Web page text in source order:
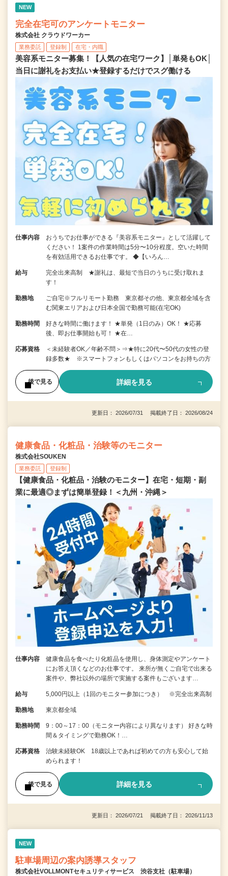
NEW
完全在宅可のアンケートモニター
株式会社 クラウドワーカー
業務委託 登録制 在宅・内職
美容系モニター募集！【人気の在宅ワーク】│単発もOK│
当日に謝礼をお支払い★登録するだけでスグ働ける
仕事内容
おうちでお仕事ができる『美容系モニター』として活躍して
ください！ 1案件の作業時間は5分〜10分程度。空いた時間
を有効活用できるお仕事です。 ◆【いろん…
給与
完全出来高制 ★謝礼は、最短で当日のうちに受け取れま
す！
勤務地
ご自宅※フルリモート勤務 東京都その他、東京都全域を含
む関東エリアおよび日本全国で勤務可能(在宅OK)
勤務時間
好きな時間に働けます！ ★単発（1日のみ）OK！ ★応募
後、即お仕事開始も可！ ★在…
応募資格
＜未経験者OK／年齢不問＞⇒★特に20代〜50代の女性の登
録多数★ ※スマートフォンもしくはパソコンをお持ちの方
後で見る 詳細を見る
更新日： 2026/07/31 掲載終了日： 2026/08/24
健康食品・化粧品・治験等のモニター
株式会社SOUKEN
業務委託 登録制
【健康食品・化粧品・治験のモニター】在宅・短期・副
業に最適◎まずは簡単登録！＜九州・沖縄＞
仕事内容
健康食品を食べたり化粧品を使用し、身体測定やアンケート
にお答え頂くなどのお仕事です。 来所が無くご自宅で出来る
案件や、弊社以外の場所で実施する案件もございます…
給与 5,000円以上（1回のモニター参加につき） ※完全出来高制
勤務地 東京都全域
勤務時間
9：00～17：00（モニター内容により異なります） 好きな時
間＆タイミングで勤務OK！…
応募資格
治験未経験OK 18歳以上であれば初めての方も安心して始
められます！
後で見る 詳細を見る
更新日： 2026/07/21 掲載終了日： 2026/11/13
NEW
駐車場周辺の案内誘導スタッフ
株式会社VOLLMONTセキュリティサービス 渋谷支社（駐車場）